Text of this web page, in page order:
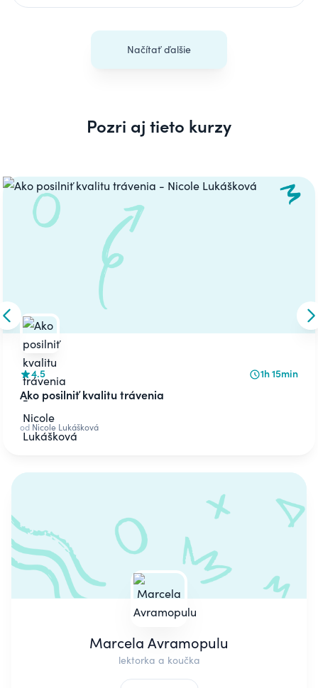
Načítať ďalšie
Pozri aj tieto kurzy
Carousel
Skip to previous slide
4.5 1h 15min
Ako posilniť kvalitu trávenia
od Nicole Lukášková
Marcela Avramopulu
lektorka a koučka